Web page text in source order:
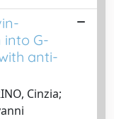
into G-
anti-
Cinzia;